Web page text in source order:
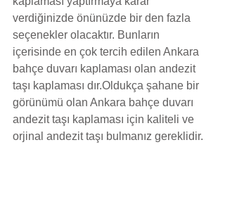
verdiğinizde önünüzde bir den fazla
seçenekler olacaktır. Bunların
içerisinde en çok tercih edilen Ankara
bahçe duvarı kaplaması olan andezit
taşı kaplaması dır.Oldukça şahane bir
görünümü olan Ankara bahçe duvarı
andezit taşı kaplaması için kaliteli ve
orjinal andezit taşı bulmanız gereklidir.